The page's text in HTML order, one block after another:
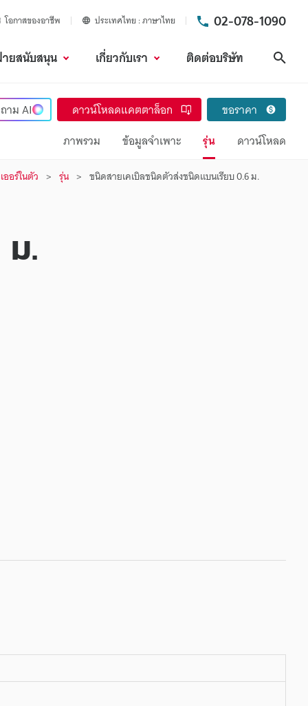
โอกาสของอาชีพ ประเทศไทย ภาษาไทย 02-078-1090
ยสนับสนุน เกี่ยวกับเรา ติดต่อบริษัท
ถามAI ดาวน์โหลดแคตตาล็อก
ขอราคา
ภาพรวม
ข้อมูลจำเพาะ รุ่น ดาวน์โหลด
อร์ในตัว รุ่น ชนิดสายเคเบิลชนิดตัวส่งชนิดแบนเรียบ 0.6 ม.
.